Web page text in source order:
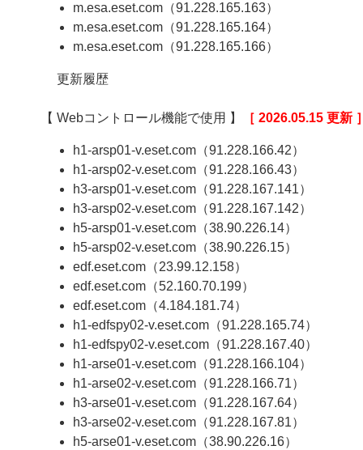
m.esa.eset.com（91.228.165.163）
m.esa.eset.com（91.228.165.164）
m.esa.eset.com（91.228.165.166）
更新履歴
【 Webコントロール機能で使用 】 ［ 2026.05.15 更新
h1-arsp01-v.eset.com（91.228.166.42）
h1-arsp02-v.eset.com（91.228.166.43）
h3-arsp01-v.eset.com（91.228.167.141）
h3-arsp02-v.eset.com（91.228.167.142）
h5-arsp01-v.eset.com（38.90.226.14）
h5-arsp02-v.eset.com（38.90.226.15）
edf.eset.com（23.99.12.158）
edf.eset.com（52.160.70.199）
edf.eset.com（4.184.181.74）
h1-edfspy02-v.eset.com（91.228.165.74）
h1-edfspy02-v.eset.com（91.228.167.40）
h1-arse01-v.eset.com（91.228.166.104）
h1-arse02-v.eset.com（91.228.166.71）
h3-arse01-v.eset.com（91.228.167.64）
h3-arse02-v.eset.com（91.228.167.81）
h5-arse01-v.eset.com（38.90.226.16）